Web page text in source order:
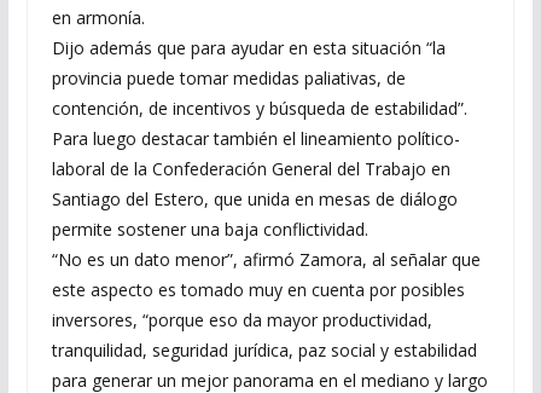
en armonía.
Dijo además que para ayudar en esta situación “la
provincia puede tomar medidas paliativas, de
contención, de incentivos y búsqueda de estabilidad”.
Para luego destacar también el lineamiento político-
laboral de la Confederación General del Trabajo en
Santiago del Estero, que unida en mesas de diálogo
permite sostener una baja conflictividad.
“No es un dato menor”, afirmó Zamora, al señalar que
este aspecto es tomado muy en cuenta por posibles
inversores, “porque eso da mayor productividad,
tranquilidad, seguridad jurídica, paz social y estabilidad
para generar un mejor panorama en el mediano y largo